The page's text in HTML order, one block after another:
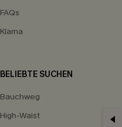
FAQs
Klarna
BELIEBTE SUCHEN
Bauchweg
High-Waist